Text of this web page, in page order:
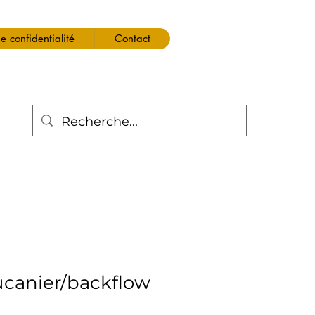
confidentialité Contact
backflow